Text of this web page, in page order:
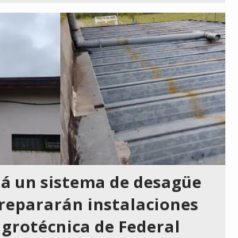
un sistema de desagüe
instalaciones
de Federal